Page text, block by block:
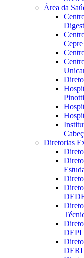
Área da
Cepre
Diretorias
DEPI
DERI